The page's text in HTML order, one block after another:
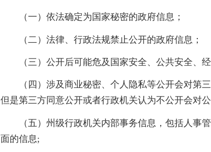
（一）依法确定为国家秘密的政府信息；
（二）法律、行政法规禁止公开的政府信息；
（三）公开后可能危及国家安全、公共安全、经
（四）涉及商业秘密、个人隐私等公开会对第三
但是第三方同意公开或者行政机关认为不公开会对
（五）州级行政机关内部事务信息，包括人事管
面的信息;